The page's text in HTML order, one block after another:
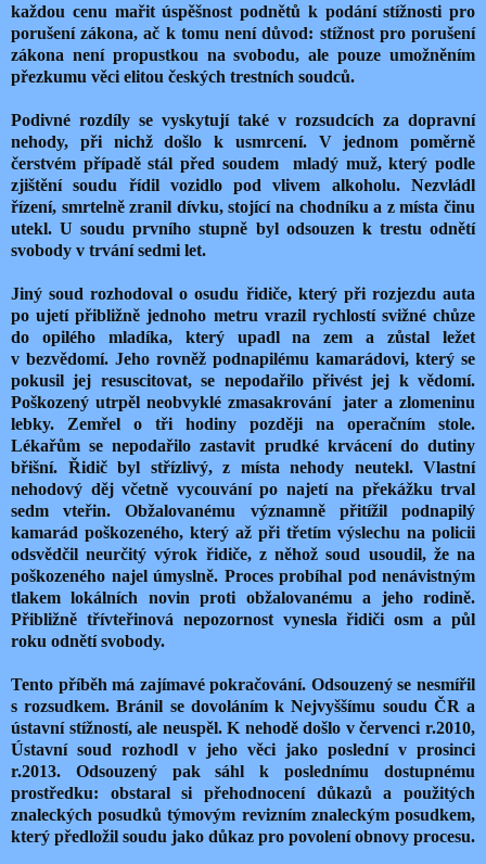
každou cenu mařit úspěšnost podnětů k podání stížnosti pro
porušení zákona, ač k tomu není důvod: stížnost pro porušení
zákona není propustkou na svobodu, ale pouze umožněním
přezkumu věci elitou českých trestních soudců.
Podivné rozdíly se vyskytují také v rozsudcích za dopravní
nehody, při nichž došlo k usmrcení. V jednom poměrně
čerstvém případě stál před soudem mladý muž, který podle
zjištění soudu řídil vozidlo pod vlivem alkoholu. Nezvládl
řízení, smrtelně zranil dívku, stojící na chodníku a z místa činu
utekl. U soudu prvního stupně byl odsouzen k trestu odnětí
svobody v trvání sedmi let.
Jiný soud rozhodoval o osudu řidiče, který při rozjezdu auta
po ujetí přibližně jednoho metru vrazil rychlostí svižné chůze
do opilého mladíka, který upadl na zem a zůstal ležet
v bezvědomí. Jeho rovněž podnapilému kamarádovi, který se
pokusil jej resuscitovat, se nepodařilo přivést jej k vědomí.
Poškozený utrpěl neobvyklé zmasakrování jater a zlomeninu
lebky. Zemřel o tři hodiny později na operačním stole.
Lékařům se nepodařilo zastavit prudké krvácení do dutiny
břišní. Řidič byl střízlivý, z místa nehody neutekl. Vlastní
nehodový děj včetně vycouvání po najetí na překážku trval
sedm vteřin. Obžalovanému významně přitížil podnapilý
kamarád poškozeného, který až při třetím výslechu na policii
odsvědčil neurčitý výrok řidiče, z něhož soud usoudil, že na
poškozeného najel úmyslně. Proces probíhal pod nenávistným
tlakem lokálních novin proti obžalovanému a jeho rodině.
Přibližně třívteřinová nepozornost vynesla řidiči osm a půl
roku odnětí svobody.
Tento příběh má zajímavé pokračování. Odsouzený se nesmířil
s rozsudkem. Bránil se dovoláním k Nejvyššímu soudu ČR a
ústavní stížností, ale neuspěl. K nehodě došlo v červenci r.2010,
Ústavní soud rozhodl v jeho věci jako poslední v prosinci
r.2013. Odsouzený pak sáhl k poslednímu dostupnému
prostředku: obstaral si přehodnocení důkazů a použitých
znaleckých posudků týmovým revizním znaleckým posudkem,
který předložil soudu jako důkaz pro povolení obnovy procesu.